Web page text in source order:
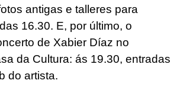
antigas e talleres para
16.30. E, por último, o
de Xabier Díaz no
da Cultura: ás 19.30, entradas
do artista.